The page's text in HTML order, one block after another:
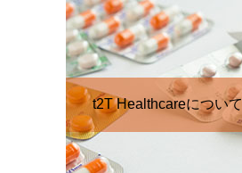
t2T Healthcareについて